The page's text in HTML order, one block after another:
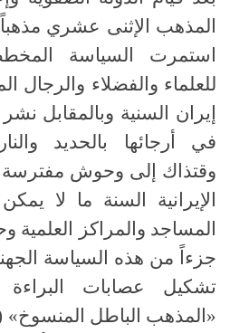
المذهب الإثنى عشري
استمرت السياسة
للعلماء والفضلاء
إيران السنية وبالمقابل
في أرجائها بالحديد
وقتذاك إلى وحوش مفترسة
الإيرانية السنة ما لا
المساجد والمراكز العلمية
جزءاً من هذه السياسة
تشكيل عصابات
«المذهب الباطل المنسوخ»